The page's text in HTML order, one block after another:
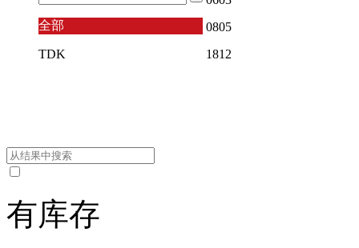
全部
TDK
0805
1812
有库存